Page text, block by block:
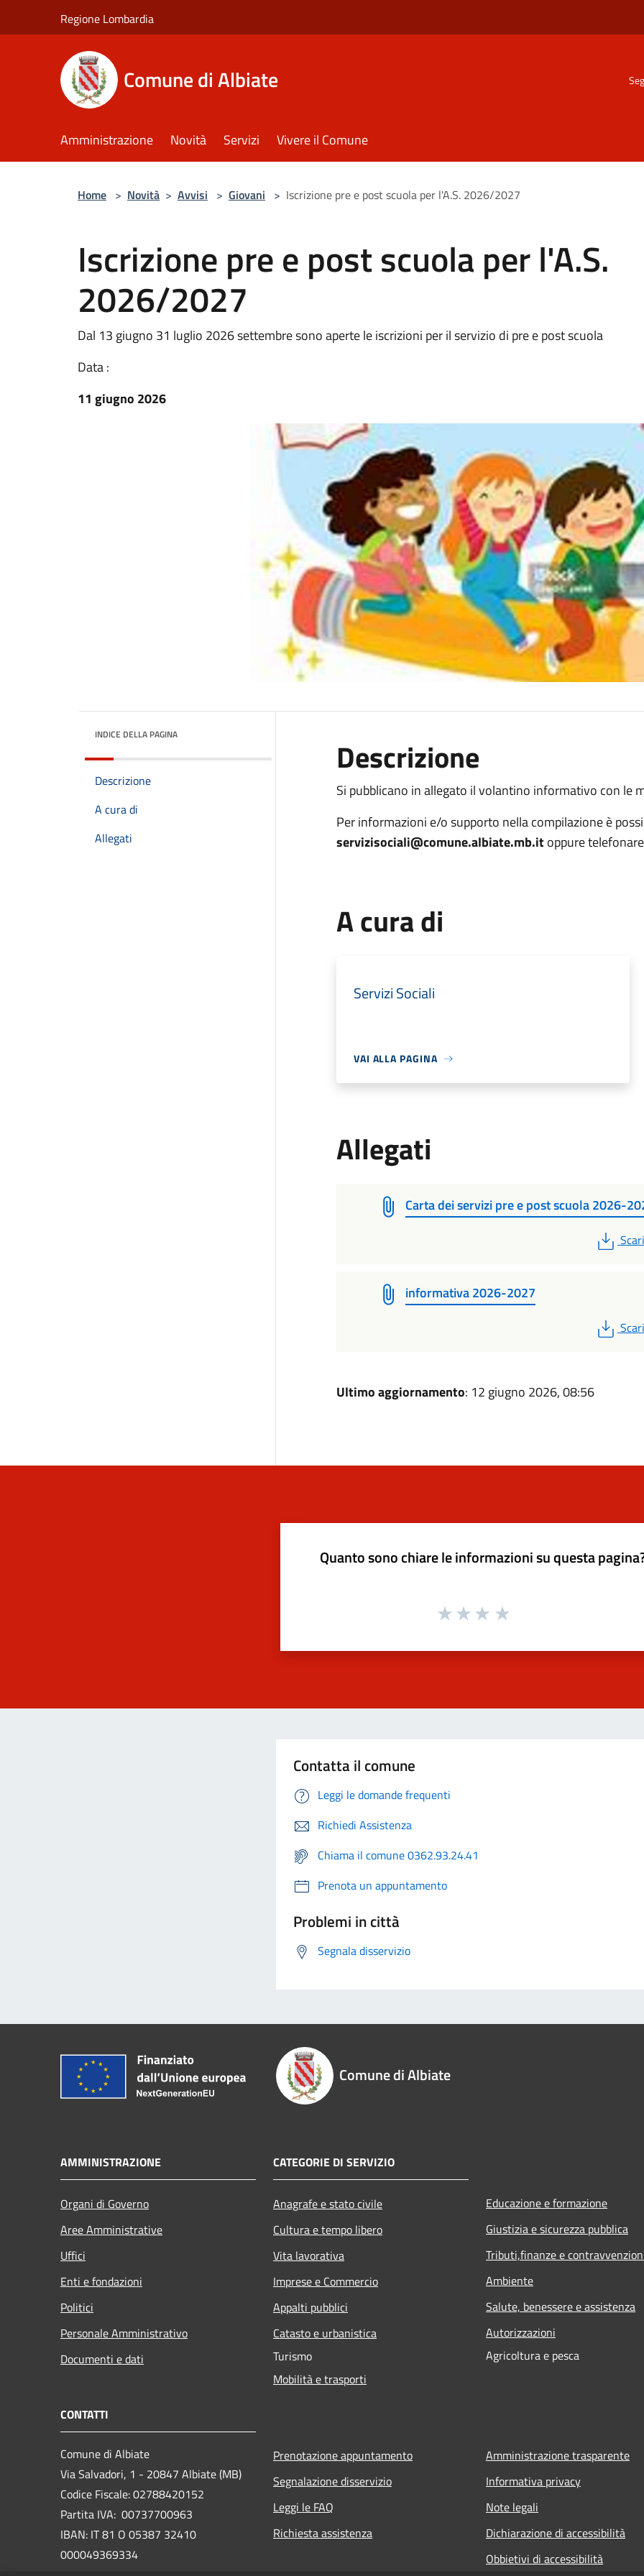
Regione Lombardia
Comune di Albiate
Amministrazione Novità Servizi Vivere il Comune
Home > Novità > Avvisi > Giovani > Iscrizione pre e post scuola per l'A.S. 2026/2027
Iscrizione pre e post scuola per l'A.S.
2026/2027
Dal 13 giugno 31 luglio 2026 settembre sono aperte le iscrizioni per il servizio di pre e post scuola
Data :
11 giugno 2026
INDICE DELLA PAGINA
Descrizione
A cura di
Allegati
Descrizione
Si pubblicano in allegato il volantino informativo con le
Per informazioni e/o supporto nella compilazione è
servizisociali@comune.albiate.mb.itoppure
A cura di
Servizi Sociali
VAI ALLA PAGINA
Allegati
Carta dei servizi pre e post scuola 2026-
PDF
informativa 2026-2027
PDF
Ultimo aggiornamento: 12 giugno 2026, 08:56
Quanto sono chiare le informazioni su questa
Contatta il comune
Leggi le domande frequenti
Richiedi Assistenza
Chiama il comune 0362.93.24.41
Prenota un appuntamento
Problemi in città
Segnala disservizio
Comune di Albiate
AMMINISTRAZIONE
Organi di Governo
Aree Amministrative
Uffici
Enti e fondazioni
Politici
Personale Amministrativo
Documenti e dati
CATEGORIE DI SERVIZIO
Anagrafe e stato civile
Cultura e tempo libero
Vita lavorativa
Imprese e Commercio
Appalti pubblici
Catasto e urbanistica
Turismo
Mobilità e trasporti
Educazione e formazione
Giustizia e sicurezza pubblica
Tributi,finanze e
Ambiente
Salute, benessere e assistenza
Autorizzazioni
Agricoltura e pesca
CONTATTI
Comune di Albiate
Via Salvadori, 1 - 20847 Albiate (MB)
Codice Fiscale: 02788420152
Partita IVA: 00737700963
IBAN: IT 81 O 05387 32410
000049369334
Prenotazione appuntamento
Segnalazione disservizio
Leggi le FAQ
Richiesta assistenza
Amministrazione trasparente
Informativa privacy
Note legali
Dichiarazione di accessibilità
Obbietivi di accessibilità